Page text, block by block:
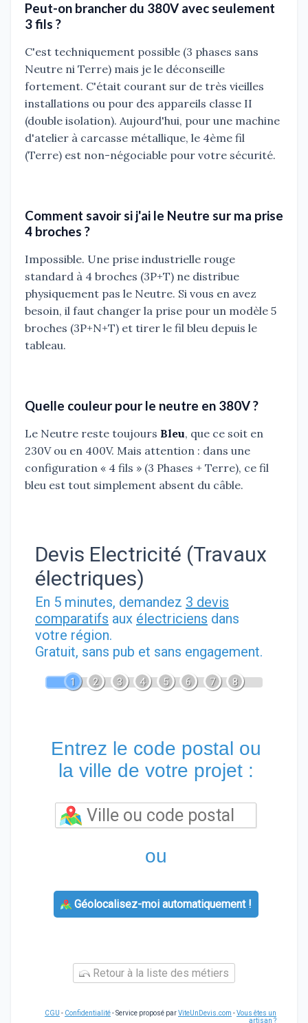
Peut-on brancher du 380V avec seulement
3 fils ?
C'est techniquement possible (3 phases sans
Neutre ni Terre) mais je le déconseille
fortement. C'était courant sur de très vieilles
installations ou pour des appareils classe II
(double isolation). Aujourd'hui, pour une machine
d'atelier à carcasse métallique, le 4ème fil
(Terre) est non-négociable pour votre sécurité.
Comment savoir si j'ai le Neutre sur ma prise
4 broches ?
Impossible. Une prise industrielle rouge
standard à 4 broches (3P+T) ne distribue
physiquement pas le Neutre. Si vous en avez
besoin, il faut changer la prise pour un modèle 5
broches (3P+N+T) et tirer le fil bleu depuis le
tableau.
Quelle couleur pour le neutre en 380V ?
Le Neutre reste toujours Bleu, que ce soit en
230V ou en 400V. Mais attention : dans une
configuration « 4 fils » (3 Phases + Terre), ce fil
bleu est tout simplement absent du câble.
Devis Electricité (Travaux
électriques)
En 5 minutes, demandez 3 devis
comparatifs aux électriciens dans
votre région.
Gratuit, sans pub et sans engagement.
1 2 3 4 5 6 7 8
Entrez le code postal ou
la ville de votre projet :
ou
Géolocalisez-moi automatiquement !
Retour à la liste des métiers
CGU - Confidentialité- Service proposé parViteUnDevis.com -Vous êtes un
artisan ?